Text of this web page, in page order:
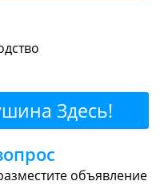
или
Бары
Пиво
Здесь!
объявление